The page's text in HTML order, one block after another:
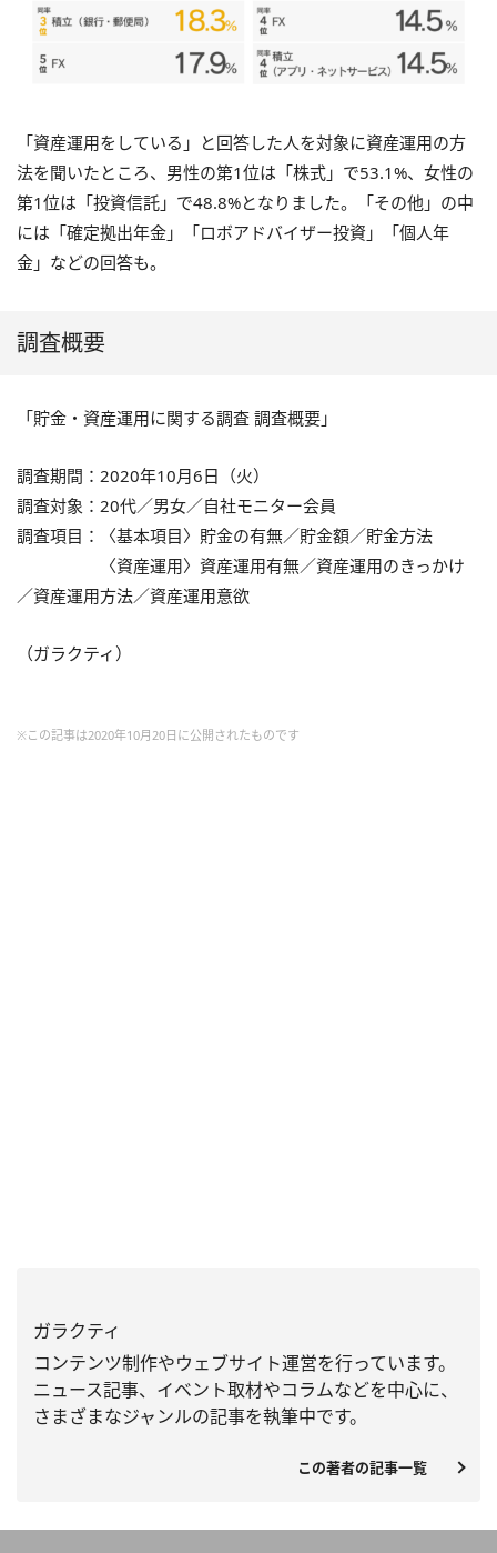
「資産運用をしている」と回答した人を対象に資産運用の方
法を聞いたところ、男性の第1位は「株式」で53.1%、女性の
第1位は「投資信託」で48.8%となりました。「その他」の中
には「確定拠出年金」「ロボアドバイザー投資」「個人年
金」などの回答も。
調査概要
「貯金・資産運用に関する調査 調査概要」
調査期間：2020年10月6日（火）
調査対象：20代／男女／自社モニター会員
調査項目：〈基本項目〉貯金の有無／貯金額／貯金方法
〈資産運用〉資産運用有無／資産運用のきっかけ
／資産運用方法／資産運用意欲
（ガラクティ）
※この記事は2020年10月20日に公開されたものです
ガラクティ
コンテンツ制作やウェブサイト運営を行っています。
ニュース記事、 イベント取材やコラムなどを中心に、
さまざまなジャンルの記事を執筆中です。
この著者の記事一覧